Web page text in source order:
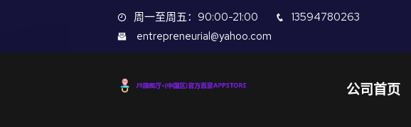
周一至周五：90:00-21:00
13594780263
entrepreneurial@yahoo.com
公司首页